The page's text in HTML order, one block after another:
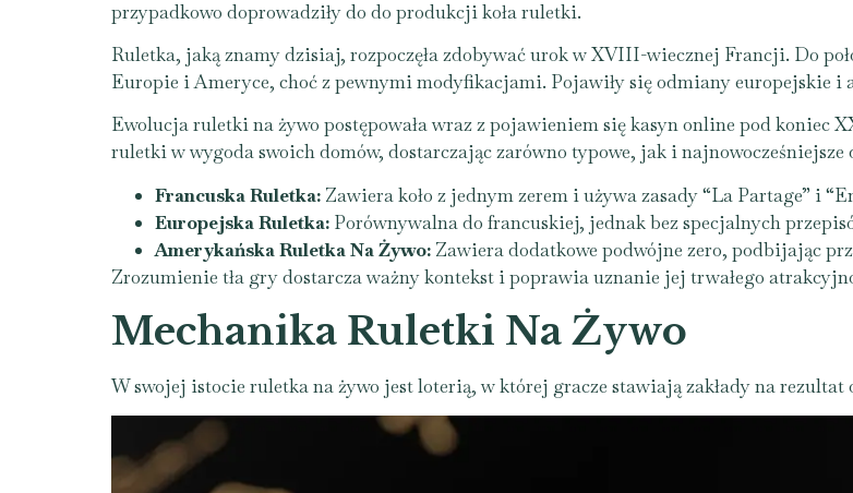
przypadkowo doprowadziły do do produkcji koła ruletki.
Ruletka, jaką znamy dzisiaj, rozpoczęła zdobywać urok w XVIII-wiecznej Francji. Do
Europie i Ameryce, choć z pewnymi modyfikacjami. Pojawiły się odmiany europejskie i
Ewolucja ruletki na żywo postępowała wraz z pojawieniem się kasyn online pod koniec
ruletki w wygoda swoich domów, dostarczając zarówno typowe, jak i
Francuska Ruletka: Zawiera koło z jednym zerem i używa zasady “La Partage” i
Europejska Ruletka: Porównywalna do francuskiej, jednak bez specjalnych
Amerykańska Ruletka Na Żywo: Zawiera dodatkowe podwójne zero, podbijając
Zrozumienie tła gry dostarcza ważny kontekst i poprawia uznanie jej trwałego
Mechanika Ruletki Na Żywo
W swojej istocie ruletka na żywo jest loterią, w której gracze stawiają zakłady na rezultat